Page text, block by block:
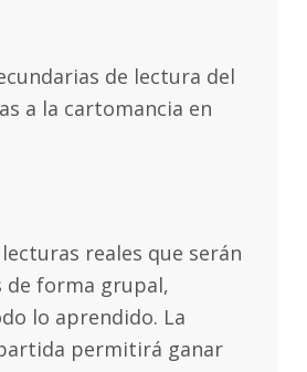
de lectura del
a la cartomancia en
reales que serán
forma grupal,
lo aprendido. La
permitirá ganar